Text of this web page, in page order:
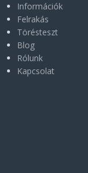
Információk
Felrakás
Törésteszt
Blog
Rólunk
Kapcsolat